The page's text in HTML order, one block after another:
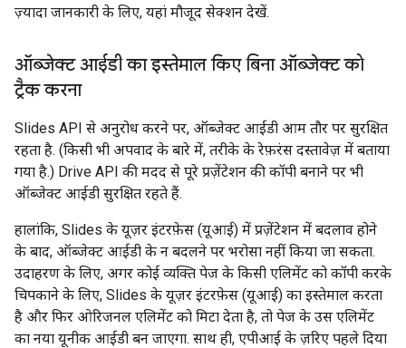
ज़्यादा जानकारी के लिए, यहां मौजूद सेक्शन देखें.
ऑब्जेक्ट आईडी का इस्तेमाल किए बिना ऑब्जेक्ट को
ट्रैक करना
Slides API से अनुरोध करने पर, ऑब्जेक्ट आईडी आम तौर पर सुरक्षित
रहता है. (किसी भी अपवाद के बारे में, तरीके के रेफ़रंस दस्तावेज़ में बताया
गया है.) Drive API की मदद से पूरे प्रज़ेंटेशन की कॉपी बनाने पर भी
ऑब्जेक्ट आईडी सुरक्षित रहते हैं.
हालांकि, Slides के यूज़र इंटरफ़ेस (यूआई) में प्रज़ेंटेशन में बदलाव होने
के बाद, ऑब्जेक्ट आईडी के न बदलने पर भरोसा नहीं किया जा सकता.
उदाहरण के लिए, अगर कोई व्यक्ति पेज के किसी एलिमेंट को कॉपी करके
चिपकाने के लिए, Slides के यूज़र इंटरफ़ेस (यूआई) का इस्तेमाल करता
है और फिर ओरिजनल एलिमेंट को मिटा देता है, तो पेज के उस एलिमेंट
का नया यूनीक आईडी बन जाएगा. साथ ही, एपीआई के ज़रिए पहले दिया